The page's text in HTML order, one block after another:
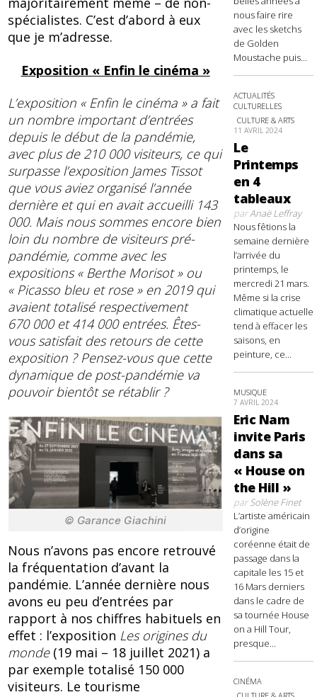
spécialistes. C’est d’abord à eux
que je m’adresse.
Exposition « Enfin le cinéma »
L’exposition « Enfin le cinéma » a fait
un nombre important d’entrées
depuis le début de la pandémie,
avec plus de 210 000 visiteurs, ce qui
surpasse l’exposition James Tissot
que vous aviez organisé l’année
dernière et qui en avait accueilli 143
000. Mais nous sommes encore bien
loin du nombre de visiteurs pré-
pandémie, comme avec les
expositions « Berthe Morisot » ou
« Picasso bleu et rose » en 2019 qui
avaient totalisé respectivement
670 000 et 414 000 entrées. Êtes-
vous satisfait des retours de cette
exposition ? Pensez-vous que cette
dynamique de post-pandémie va
pouvoir bientôt se rétablir ?
© Garance Giachini
Nous n’avons pas encore retrouvé
la fréquentation d’avant la
pandémie. L’année dernière nous
avons eu peu d’entrées par
rapport à nos chiffres habituels en
effet : l’exposition Les origines du
monde(19 mai – 18 juillet 2021) a
par exemple totalisé 150 000
visiteurs. Le tourisme
nous faire rire
avec les sketchs
de Golden
Moustache puis...
ACTUALITÉS
CULTURELLES
CULTURE & ARTS
11 AVRIL 2024
Le
Printemps
en 4
tableaux
parAnaë Leffray
Nous fêtions la
semaine dernière
l’arrivée du
printemps, le
mercredi 21 mars.
Même si la crise
climatique actuelle
tend à effacer les
saisons, en
peinture, ce...
MUSIQUE
7 AVRIL 2024
Eric Nam
invite Paris
dans sa
« House on
the Hill »
parSolène Finet
L’artiste américain
d’origine
coréenne était de
passage dans la
capitale les 15 et
16 Mars derniers
dans le cadre de
sa tournée House
on a Hill Tour,
presque...
CINÉMA